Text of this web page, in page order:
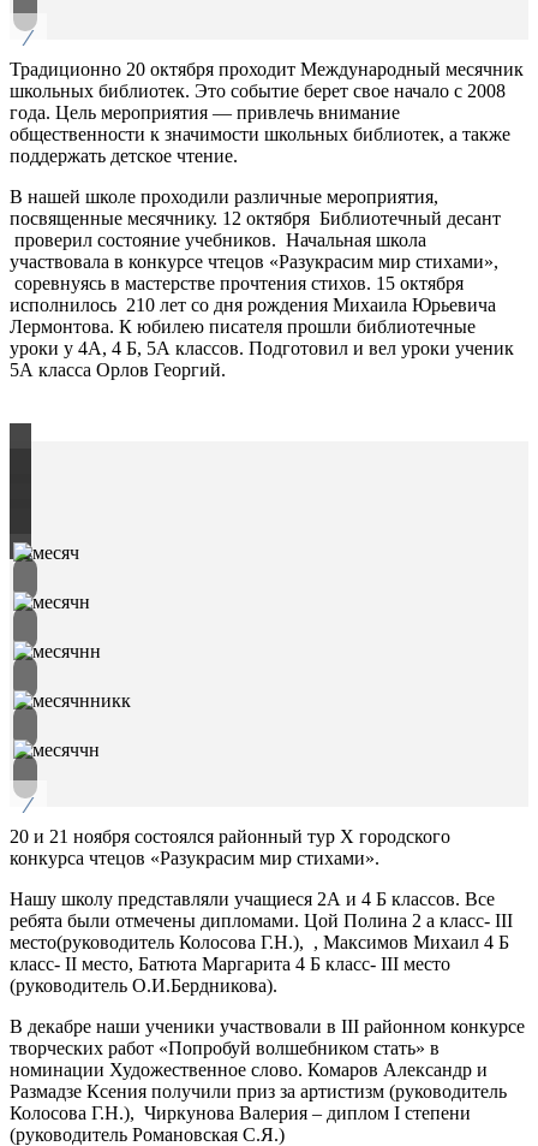
/
Традиционно 20 октября проходит Международный месячник
школьных библиотек. Это событие берет свое начало с 2008
года. Цель мероприятия — привлечь внимание
общественности к значимости школьных библиотек, а также
поддержать детское чтение.
В нашей школе проходили различные мероприятия,
посвященные месячнику. 12 октября Библиотечный десант
проверил состояние учебников. Начальная школа
участвовала в конкурсе чтецов «Разукрасим мир стихами»,
соревнуясь в мастерстве прочтения стихов. 15 октября
исполнилось 210 лет со дня рождения Михаила Юрьевича
Лермонтова. К юбилею писателя прошли библиотечные
уроки у 4А, 4 Б, 5А классов. Подготовил и вел уроки ученик
5А класса Орлов Георгий.
/
20 и 21 ноября состоялся районный тур X городского
конкурса чтецов «Разукрасим мир стихами».
Нашу школу представляли учащиеся 2А и 4 Б классов. Все
ребята были отмечены дипломами. Цой Полина 2 а класс- III
место(руководитель Колосова Г.Н.), , Максимов Михаил 4 Б
класс- II место, Батюта Маргарита 4 Б класс- III место
(руководитель О.И.Бердникова).
В декабре наши ученики участвовали в III районном конкурсе
творческих работ «Попробуй волшебником стать» в
номинации Художественное слово. Комаров Александр и
Размадзе Ксения получили приз за артистизм (руководитель
Колосова Г.Н.), Чиркунова Валерия – диплом I степени
(руководитель Романовская С.Я.)